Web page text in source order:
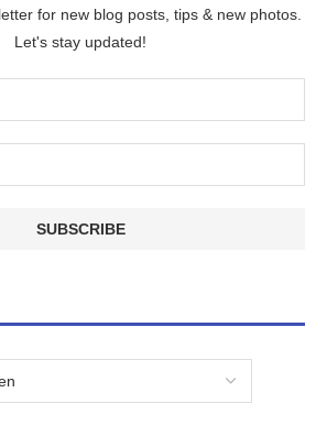
for new blog posts, tips & new photos.
Let's stay updated!